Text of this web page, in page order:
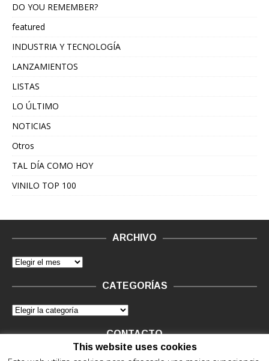
DO YOU REMEMBER?
featured
INDUSTRIA Y TECNOLOGÍA
LANZAMIENTOS
LISTAS
LO ÚLTIMO
NOTICIAS
Otros
TAL DÍA COMO HOY
VINILO TOP 100
ARCHIVO
CATEGORÍAS
CONTACTO
Vinilo Negro.Consultas de anunciantes y Legal, en vinilo at
This website uses cookies